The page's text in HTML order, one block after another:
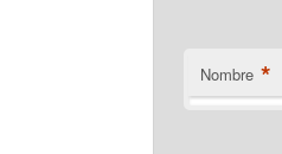
Nombre *